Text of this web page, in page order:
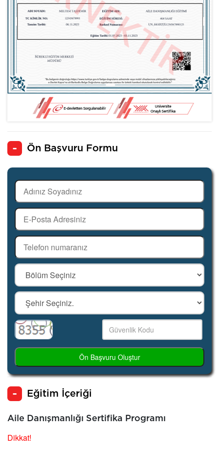
Ön Başvuru Formu
Ön Başvuru Oluştur
Eğitim İçeriği
Aile Danışmanlığı Sertifika Programı
Dikkat!